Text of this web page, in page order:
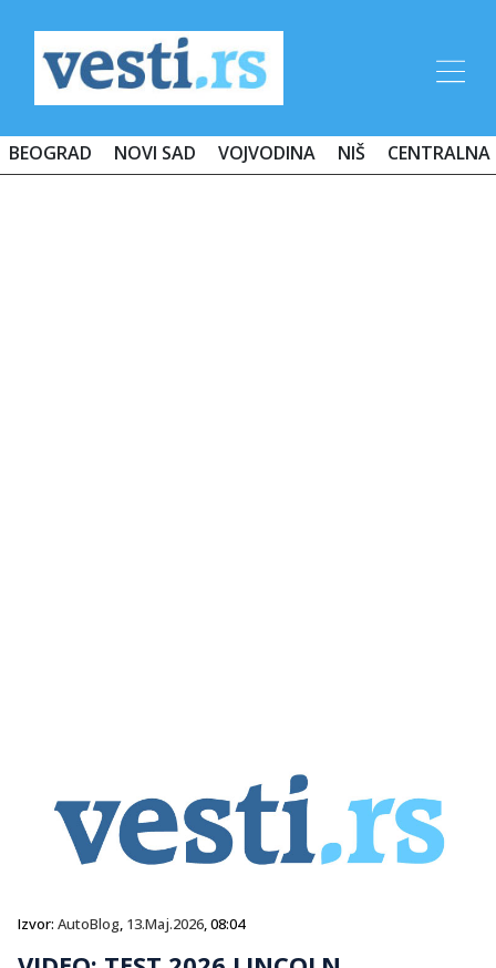
BEOGRAD NOVI SAD VOJVODINA NIŠ CENTRALNA
Izvor: AutoBlog, 13.Maj.2026, 08:04